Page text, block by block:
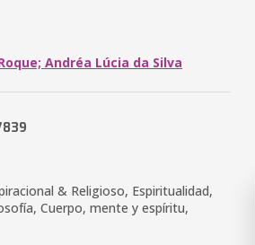
Andréa Lúcia da Silva
& Religioso, Espiritualidad,
Cuerpo, mente y espíritu,